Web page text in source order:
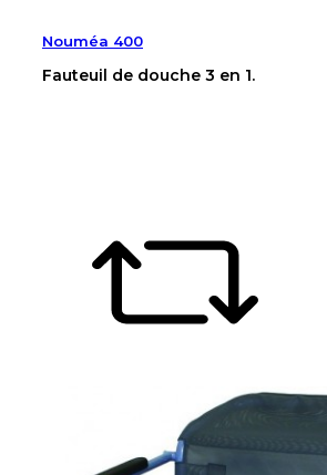
Nouméa 400
Fauteuil de douche 3 en 1.